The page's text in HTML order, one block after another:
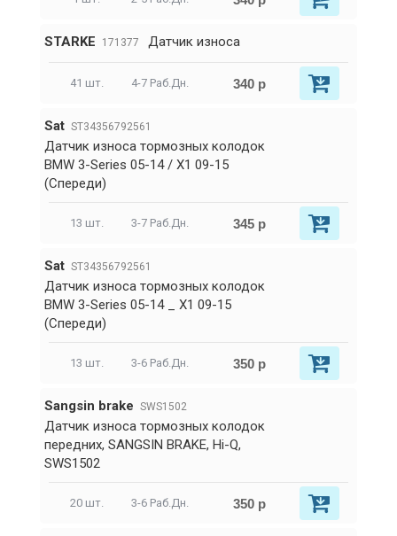
STARKE 171377 Датчик износа
41 шт. 4-7 Раб.Дн. 340 р
Sat ST34356792561
Датчик износа тормозных колодок
BMW 3-Series 05-14 / X1 09-15
(Спереди)
13 шт. 3-7 Раб.Дн. 345 р
Sat ST34356792561
Датчик износа тормозных колодок
BMW 3-Series 05-14 _ X1 09-15
(Спереди)
13 шт. 3-6 Раб.Дн. 350 р
Sangsin brake SWS1502
Датчик износа тормозных колодок
передних, SANGSIN BRAKE, Hi-Q,
SWS1502
20 шт. 3-6 Раб.Дн. 350 р